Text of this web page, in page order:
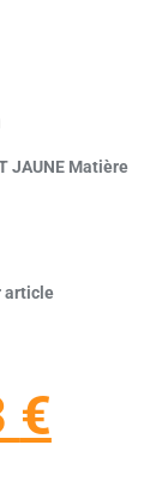
JAUNE Matière
article
€